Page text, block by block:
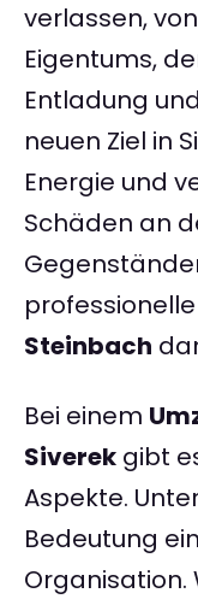
verlassen,
Eigentums,
Entladung
neuen Ziel in
Energie und
Schäden an
Steinbach
Bei einem
Siverek gibt
Aspekte.
Bedeutung
Organisation.